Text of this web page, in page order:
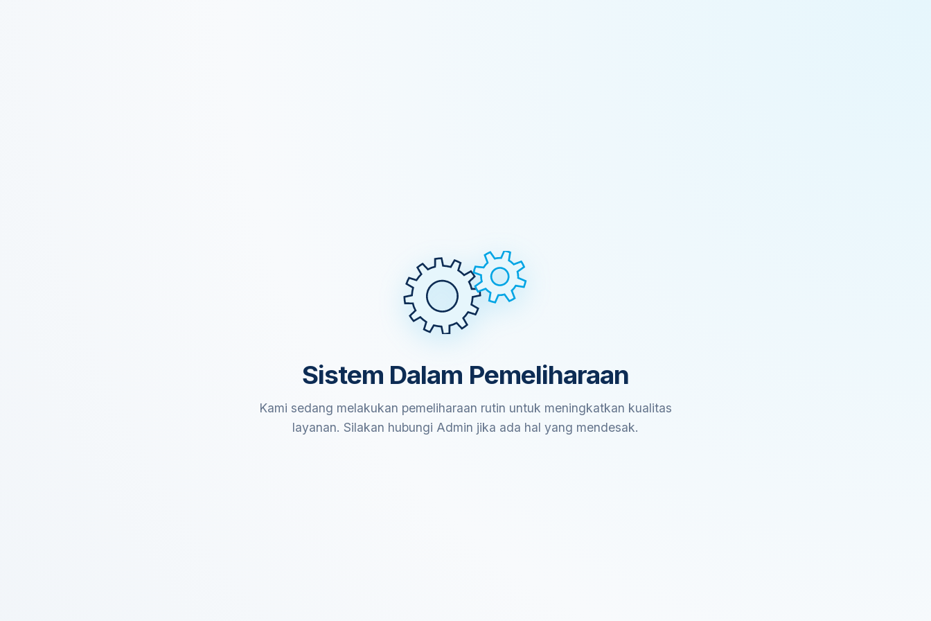
Sistem Dalam Pemeliharaan
Kami sedang melakukan pemeliharaan rutin untuk meningkatkan kualitas
layanan. Silakan hubungi Admin jika ada hal yang mendesak.